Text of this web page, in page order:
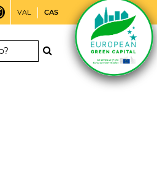
VAL CAS